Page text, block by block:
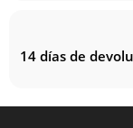
14 días de